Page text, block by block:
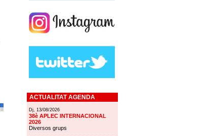
ACTUALITAT AGENDA
Dj, 13/08/2026
38è APLEC INTERNACIONAL
2026
Diversos grups